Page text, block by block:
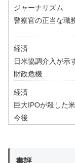
ジャーナリズム
警察官の正当な職
経済
日米協調介入が示
財政危機
経済
巨大IPOが殺した
今後